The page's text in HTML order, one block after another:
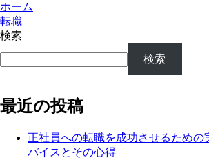
ホーム
転職
検索
検索
最近の投稿
正社員への転職を成功させるための
バイスとその心得